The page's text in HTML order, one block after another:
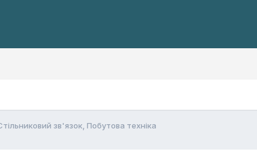
зв'язок, Побутова техніка